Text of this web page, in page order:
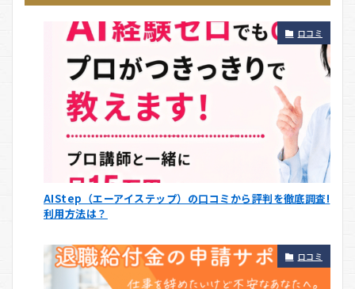
口コミ
AIStep（エーアイステップ）の口コミから評判を徹底調査!
利用方法は？
口コミ